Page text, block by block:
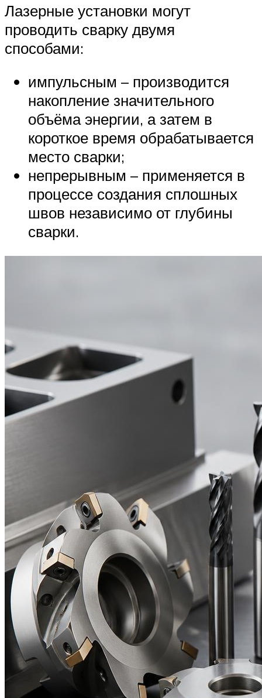
Лазерные установки могут
проводить сварку двумя
способами:
импульсным – производится
накопление значительного
объёма энергии, а затем в
короткое время обрабатывается
место сварки;
непрерывным – применяется в
процессе создания сплошных
швов независимо от глубины
сварки.